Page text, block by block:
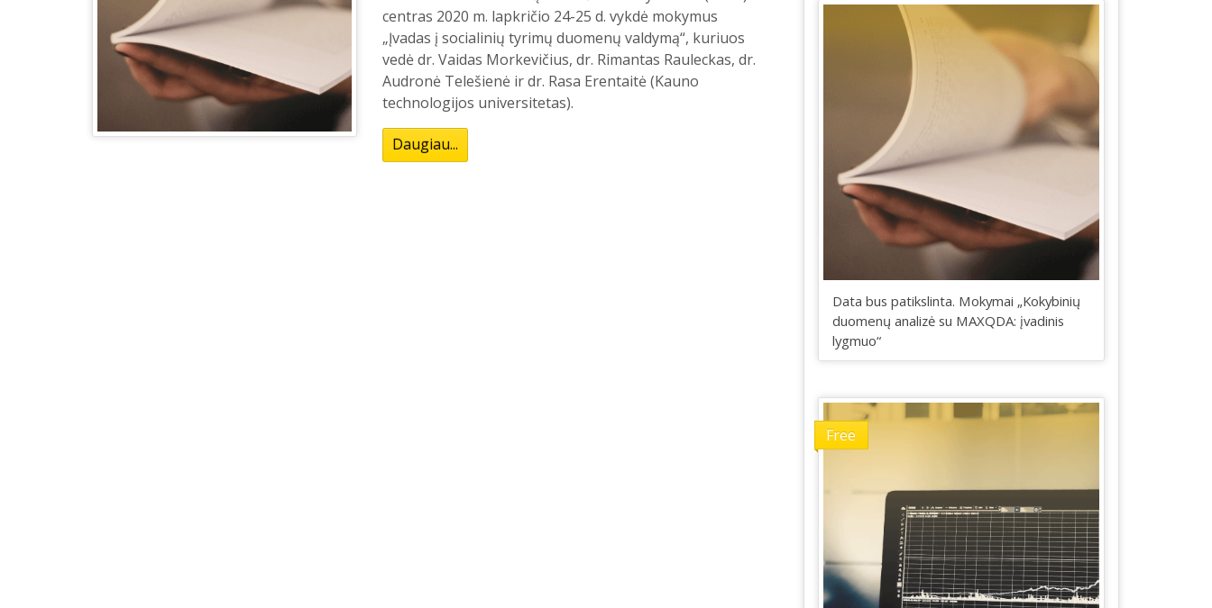
centras 2020 m. lapkričio 24-25 d. vykdė mokymus
„Įvadas į socialinių tyrimų duomenų valdymą“, kuriuos
vedė dr. Vaidas Morkevičius, dr. Rimantas Rauleckas, dr.
Audronė Telešienė ir dr. Rasa Erentaitė (Kauno
technologijos universitetas).
Daugiau...
Data bus patikslinta. Mokymai „Kokybinių
duomenų analizė su MAXQDA: įvadinis
lygmuo“
Free